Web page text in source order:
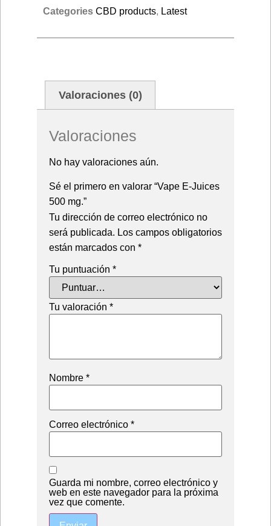
Categories CBD products, Latest
Valoraciones (0)
Valoraciones
No hay valoraciones aún.
Sé el primero en valorar “Vape E-Juices
500 mg.”
Tu dirección de correo electrónico no
será publicada. Los campos obligatorios
están marcados con *
Tu puntuación *
Tu valoración *
Nombre *
Correo electrónico *
Guarda mi nombre, correo electrónico y
web en este navegador para la próxima
vez que comente.